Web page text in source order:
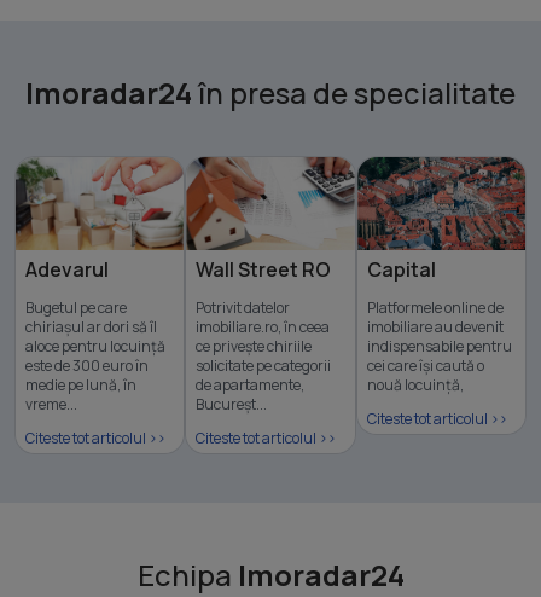
Imoradar24în presa de specialitate
Adevarul
Bugetul pe care
chiriașul ar dori să îl
aloce pentru locuință
este de 300 euro în
medie pe lună, în
vreme...
Citeste tot articolul >>
Wall Street RO
Potrivit datelor
imobiliare.ro, în ceea
ce privește chiriile
solicitate pe categorii
de apartamente,
Bucureșt...
Citeste tot articolul >>
Capital
Platformele online de
imobiliare au devenit
indispensabile pentru
cei care își caută o
nouă locuință,
Citeste tot articolul >>
Echipa Imoradar24